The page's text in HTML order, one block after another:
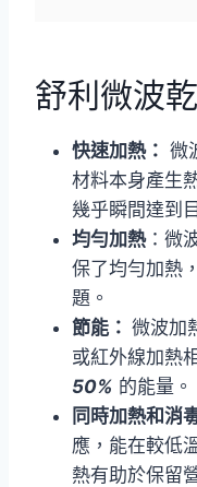
舒利微波
快速加熱： 微
材料本身產生
幾乎瞬間達到
均勻加熱：微
保了均勻加熱
題。
節能： 微波加
或紅外線加熱
50% 的能量。
同時加熱和消
應，能在較低
熱有助於保留